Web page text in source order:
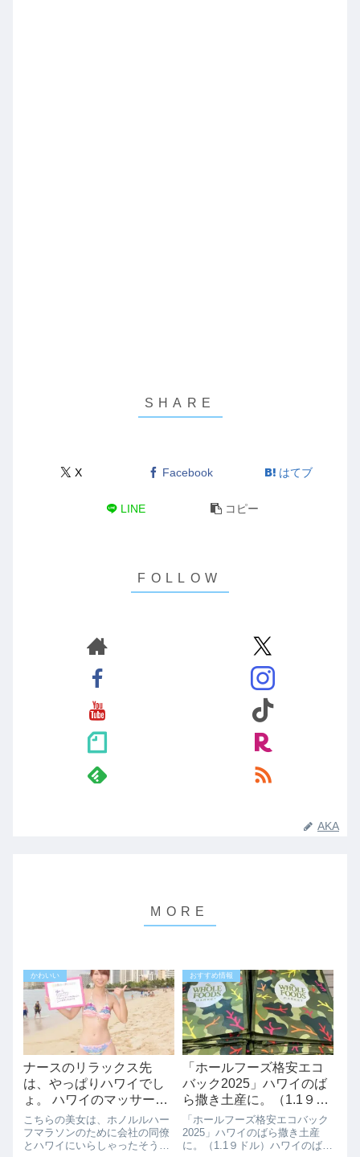
X Facebook はてブ
LINE コピー
AKA
かわいい
ナースのリラックス先
は、やっぱりハワイでし
ょ。 ハワイのマッサージ
でリラックスはいかがで
すか？
こちらの美女は、ホノルルハー
フマラソンのために会社の同僚
とハワイにいらしゃったそうで
おすすめ情報
「ホールフーズ格安エコ
バック2025」ハワイのば
ら撒き土産に。（1.1９ド
ル）
「ホールフーズ格安エコバック
2025」ハワイのばら撒き土産
に。（1.1９ドル）ハワイのばら